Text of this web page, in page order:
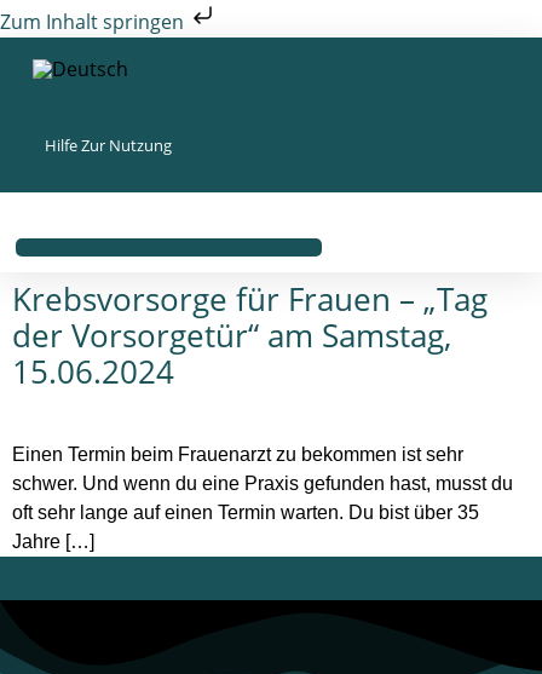
Zum Inhalt springen
Hilfe Zur Nutzung
Krebsvorsorge für Frauen – „Tag
der Vorsorgetür“ am Samstag,
15.06.2024
Einen Termin beim Frauenarzt zu bekommen ist sehr
schwer. Und wenn du eine Praxis gefunden hast, musst du
oft sehr lange auf einen Termin warten. Du bist über 35
Jahre […]